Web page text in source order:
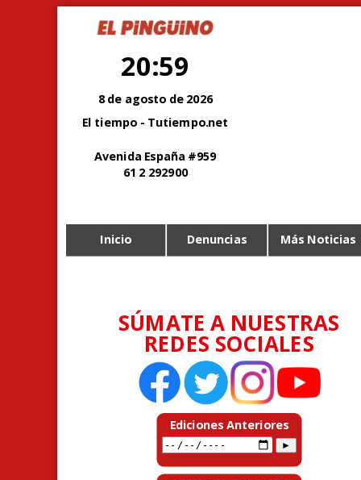
20:59
8 de agosto de 2026
El tiempo - Tutiempo.net
Avenida España #959
61 2 292900
Inicio Denuncias Más Noticias
SÚMATE A NUESTRAS
REDES SOCIALES
Ediciones Anteriores